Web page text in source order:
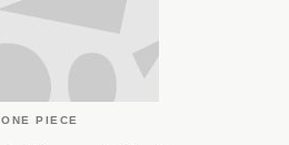
ONE PIECE